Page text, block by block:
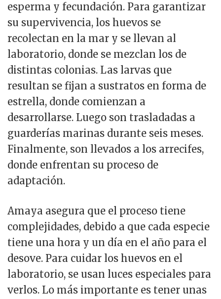
esperma y fecundación. Para garantizar
su supervivencia, los huevos se
recolectan en la mar y se llevan al
laboratorio, donde se mezclan los de
distintas colonias. Las larvas que
resultan se fijan a sustratos en forma de
estrella, donde comienzan a
desarrollarse. Luego son trasladadas a
guarderías marinas durante seis meses.
Finalmente, son llevados a los arrecifes,
donde enfrentan su proceso de
adaptación.
Amaya asegura que el proceso tiene
complejidades, debido a que cada especie
tiene una hora y un día en el año para el
desove. Para cuidar los huevos en el
laboratorio, se usan luces especiales para
verlos. Lo más importante es tener unas